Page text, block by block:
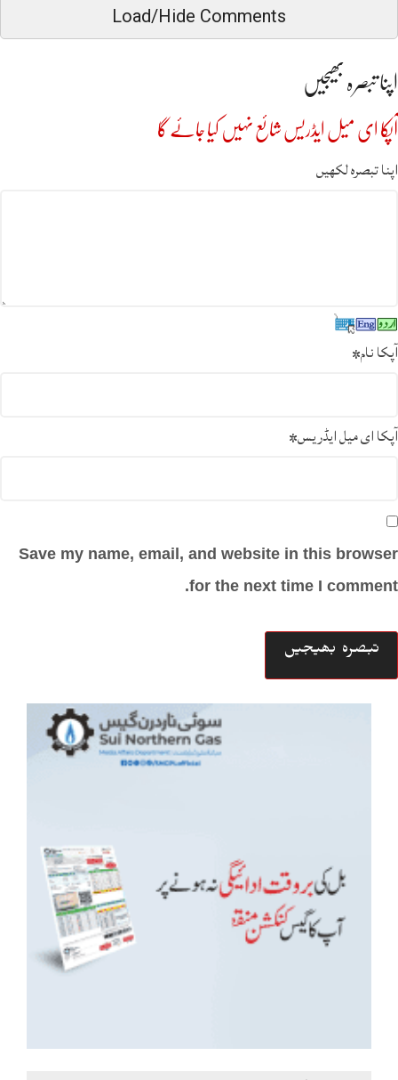
Load/Hide Comments
اپنا تبصرہ بھیجیں
آپکا ای میل ایڈریس شائع نہیں کیا جائے گا
اپنا تبصرہ لکھیں
آپکا نام*
آپکا ای میل ایڈریس*
Save my name, email, and website in this browser
for the next time I comment.